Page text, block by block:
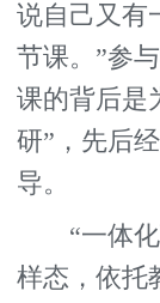
说自己又有
节课。”参
课的背后是
研”，先后
导。
“一体化
样态，依托